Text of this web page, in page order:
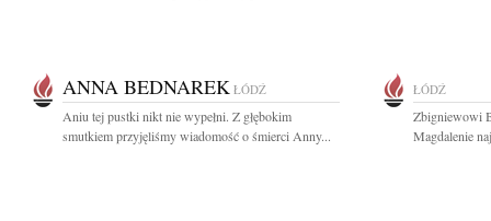
ANNA BEDNAREK ŁÓDŹ
Aniu tej pustki nikt nie wypełni. Z głębokim
smutkiem przyjęliśmy wiadomość o śmierci Anny...
ŁÓDŹ
Zbigniewowi
Magdalenie